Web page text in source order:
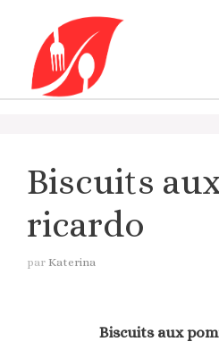
contenu
Biscuits
ricardo
par Katerina
Biscuits aux